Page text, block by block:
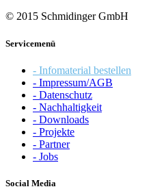
© 2015 Schmidinger GmbH
Servicemenü
- Infomaterial bestellen
- Impressum/AGB
- Datenschutz
- Nachhaltigkeit
- Downloads
- Projekte
- Partner
- Jobs
Social Media